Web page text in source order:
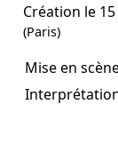
Création le
(Paris)
Mise en